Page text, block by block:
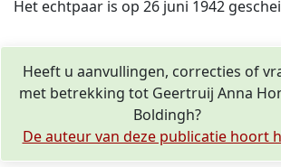
Het echtpaar is op 26 juni 1942
Heeft u aanvullingen, correcties of
met betrekking tot Geertruij Anna
Boldingh?
De auteur van deze publicatie hoort